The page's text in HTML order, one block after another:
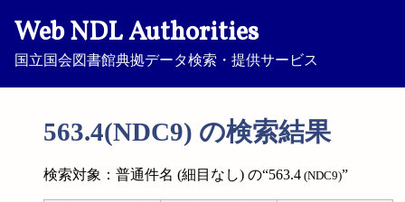
Web NDL Authorities
国立国会図書館典拠データ検索・提供サービス
563.4(NDC9) の検索結果
検索対象：普通件名 (細目なし) の“563.4 (NDC9)”